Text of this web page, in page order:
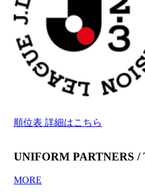
順位表 詳細はこちら
UNIFORM PARTNERS /
MORE